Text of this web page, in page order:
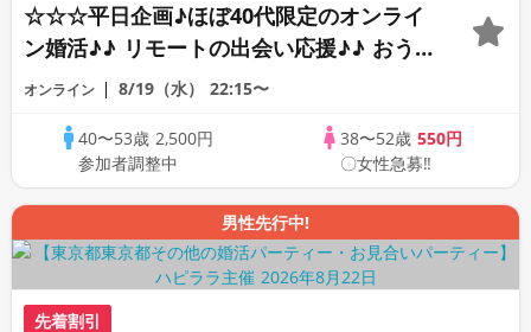
☆☆☆平日企画♪ほぼ40代限定のオンライ
ン婚活♪♪ リモートの出会い応援♪♪ おう
ちで乾杯しませんか♪♪ ☆全国の方が対象
PARTY!!
オンライン 8/19（水） 22:15〜
40〜53歳 2,500円
参加者調整中
38〜52歳 550円
〇女性急募‼
男性先行中!
先着割引